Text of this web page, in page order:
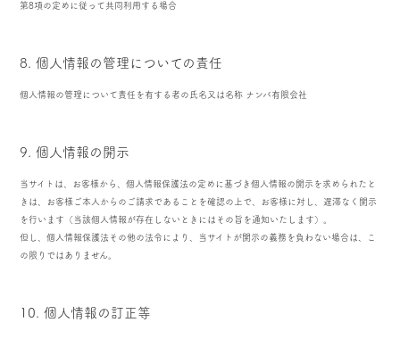
第8項の定めに従って共同利用する場合
8. 個人情報の管理についての責任
個人情報の管理について責任を有する者の氏名又は名称 ナンバ有限会社
9. 個人情報の開示
当サイトは、お客様から、個人情報保護法の定めに基づき個人情報の開示を求められたと
きは、お客様ご本人からのご請求であることを確認の上で、お客様に対し、遅滞なく開示
を行います（当該個人情報が存在しないときにはその旨を通知いたします）。
但し、個人情報保護法その他の法令により、当サイトが開示の義務を負わない場合は、こ
の限りではありません。
10. 個人情報の訂正等